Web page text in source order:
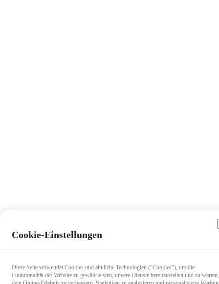
Cookie-Einstellungen
Diese Seite verwendet Cookies und ähnliche Technologien ("Cookies"), um die
Funktionalität der Website zu gewährleisten, unsere Dienste bereitzustellen und zu warten,